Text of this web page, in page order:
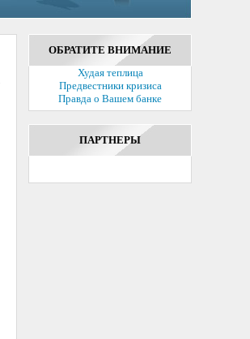
ОБРАТИТЕ ВНИМАНИЕ
Худая теплица
Предвестники кризиса
Правда о Вашем банке
ПАРТНЕРЫ